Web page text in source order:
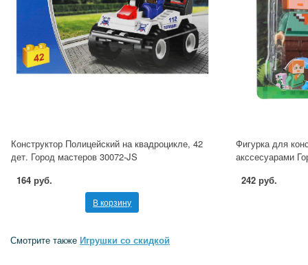
Конструктор Полицейский на квадроцикле, 42
дет. Город мастеров 30072-JS
164 руб.
В корзину
Фигурка для
акссесуарами
242 руб.
Смотрите также Игрушки со скидкой